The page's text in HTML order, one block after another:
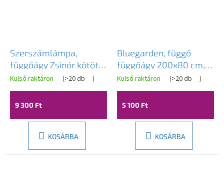
Szerszámlámpa,
függőágy Zsinór kötött
400256, ekrü-fehér,
OGR-04852
Külső raktáron (>20 db )
9 300 Ft
KOSÁRBA
Bluegarden, függő
függőágy 200x80 cm,
kék-zöld, OGR-09026
Külső raktáron (>20 db )
5 100 Ft
KOSÁRBA